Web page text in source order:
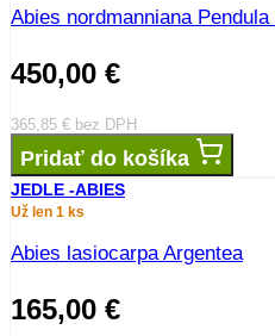
Abies nordmanniana Pendula
450,00 €
365,85 € bez DPH
Pridať do košíka
JEDLE -ABIES
Už len 1 ks
Abies lasiocarpa Argentea
165,00 €